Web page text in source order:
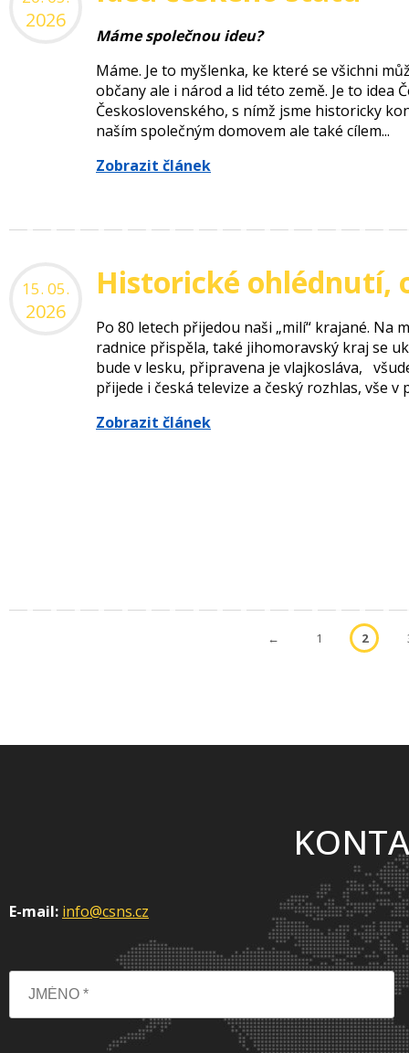
2026
Máme společnou ideu?
Máme. Je to myšlenka, ke které se všichni
občany ale i národ a lid této země. Je to idea
Československého, s nímž jsme historicky
naším společným domovem ale také cílem...
Zobrazit článek
15. 05.
2026
Historické ohlédnutí,
Po 80 letech přijedou naši „milí“ krajané. Na
radnice přispěla, také jihomoravský kraj se
bude v lesku, připravena je vlajkosláva,
přijede i česká televize a český rozhlas, vše v
Zobrazit článek
← 1 2
E-mail: info@csns.cz